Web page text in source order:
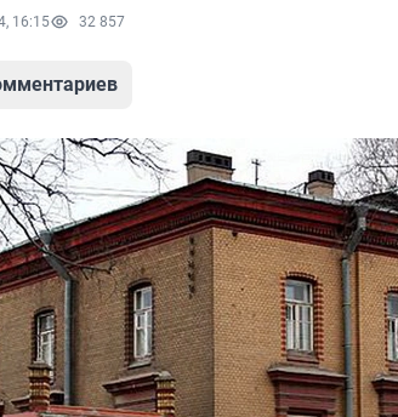
16:15 32 857